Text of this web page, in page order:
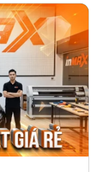
cho thấy, ô...